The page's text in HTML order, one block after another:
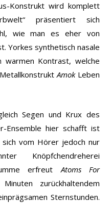
Konstrukt wird komplett
präsentiert sich
wie man es eher von
Yorkes synthetisch nasale
warmen Kontrast, welche
AmokLeben
Segen und Krux des
Ensemble hier schafft ist
vom Hörer jedoch nur
Knöpfchendreherei
erfreutAtoms For
zurückhaltendem
Sternstunden.